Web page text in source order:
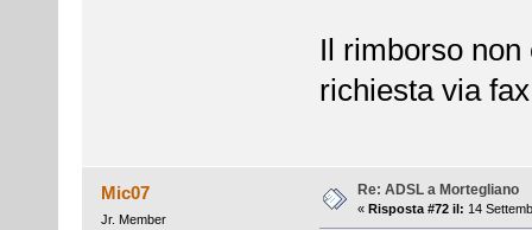
Il rimborso
richiesta via
Mic07
Jr. Member
Re: ADSL a Mortegliano
« Risposta #72 il: 14